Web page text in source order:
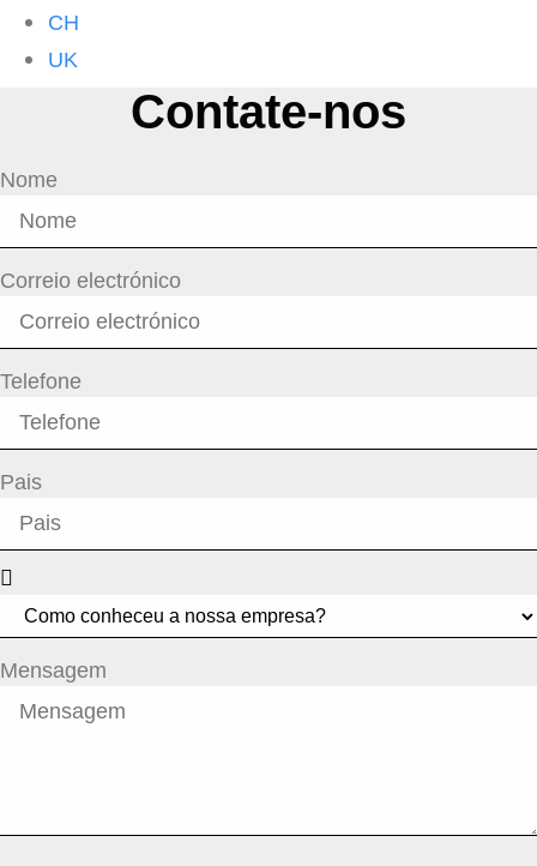
CH
UK
Contate-nos
Nome
Correio electrónico
Telefone
Pais
Mensagem